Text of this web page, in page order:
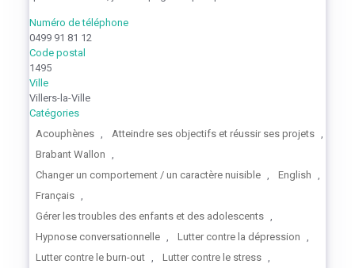
Numéro de téléphone
0499 91 81 12
Code postal
1495
Ville
Villers-la-Ville
Catégories
Acouphènes , Atteindre ses objectifs et réussir ses projets ,
Brabant Wallon ,
Changer un comportement / un caractère nuisible , English ,
Français ,
Gérer les troubles des enfants et des adolescents ,
Hypnose conversationnelle , Lutter contre la dépression ,
Lutter contre le burn-out , Lutter contre le stress ,